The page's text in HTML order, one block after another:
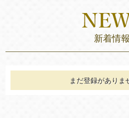
新着情報
まだ登録がありま